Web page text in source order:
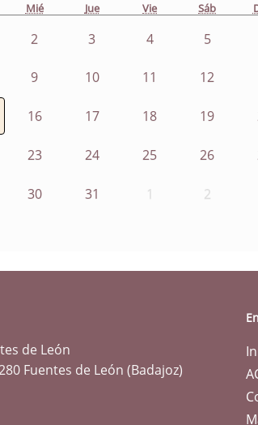
Mié Jue Vie Sáb
2 3 4 5
9 10 11 12
16 17 18 19
23 24 25 26
30 31 1 2
de León
Fuentes de León (Badajoz)